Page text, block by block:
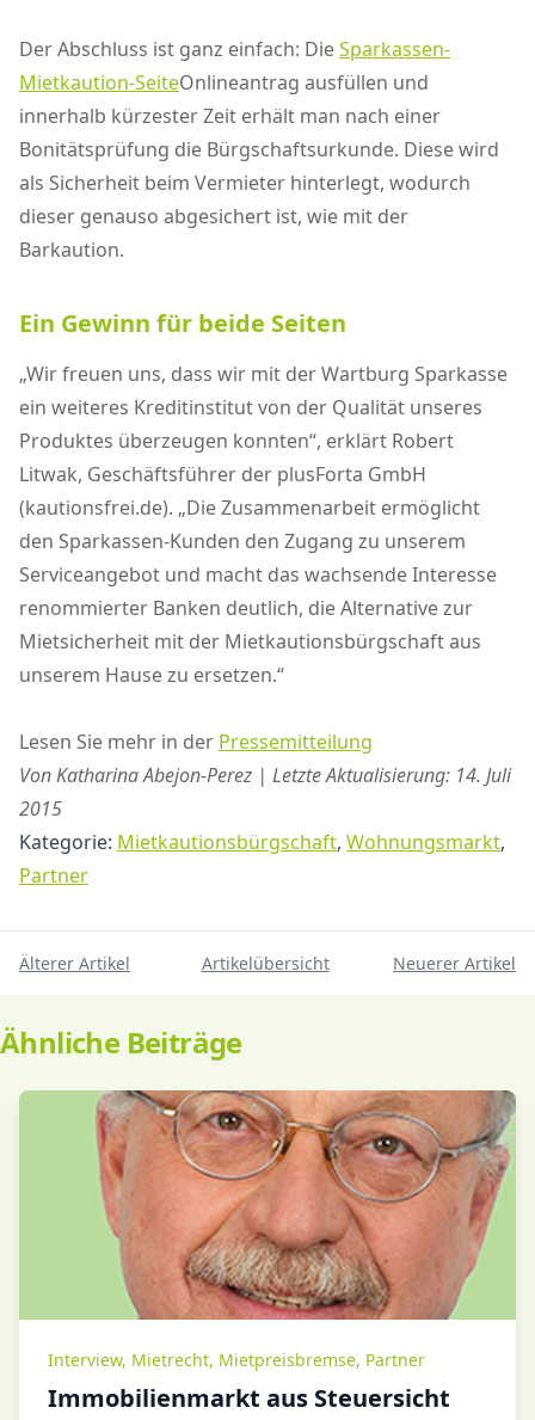
Der Abschluss ist ganz einfach: DieSparkassen-
Mietkaution-SeiteOnlineantrag ausfüllen und
innerhalb kürzester Zeit erhält man nach einer
Bonitätsprüfung die Bürgschaftsurkunde. Diese wird
als Sicherheit beim Vermieter hinterlegt, wodurch
dieser genauso abgesichert ist, wie mit der
Barkaution.
Ein Gewinn für beide Seiten
„Wir freuen uns, dass wir mit der Wartburg Sparkasse
ein weiteres Kreditinstitut von der Qualität unseres
Produktes überzeugen konnten“, erklärt Robert
Litwak, Geschäftsführer der plusForta GmbH
(kautionsfrei.de). „Die Zusammenarbeit ermöglicht
den Sparkassen-Kunden den Zugang zu unserem
Serviceangebot und macht das wachsende Interesse
renommierter Banken deutlich, die Alternative zur
Mietsicherheit mit der Mietkautionsbürgschaft aus
unserem Hause zu ersetzen.“
Lesen Sie mehr in der Pressemitteilung
Von Katharina Abejon-Perez | Letzte Aktualisierung: 14. Juli
2015
Kategorie: Mietkautionsbürgschaft, Wohnungsmarkt,
Partner
Älterer Artikel Artikelübersicht Neuerer Artikel
Ähnliche Beiträge
Interview, Mietrecht, Mietpreisbremse, Partner
Immobilienmarkt aus Steuersicht